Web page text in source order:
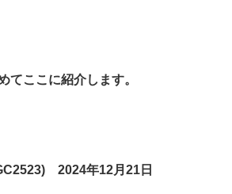
てここに紹介します。
2024年12月21日